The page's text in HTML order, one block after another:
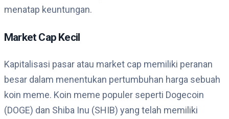
menatap keuntungan.
Market Cap Kecil
Kapitalisasi pasar atau market cap memiliki peranan
besar dalam menentukan pertumbuhan harga sebuah
koin meme. Koin meme populer seperti Dogecoin
(DOGE) dan Shiba Inu (SHIB) yang telah memiliki